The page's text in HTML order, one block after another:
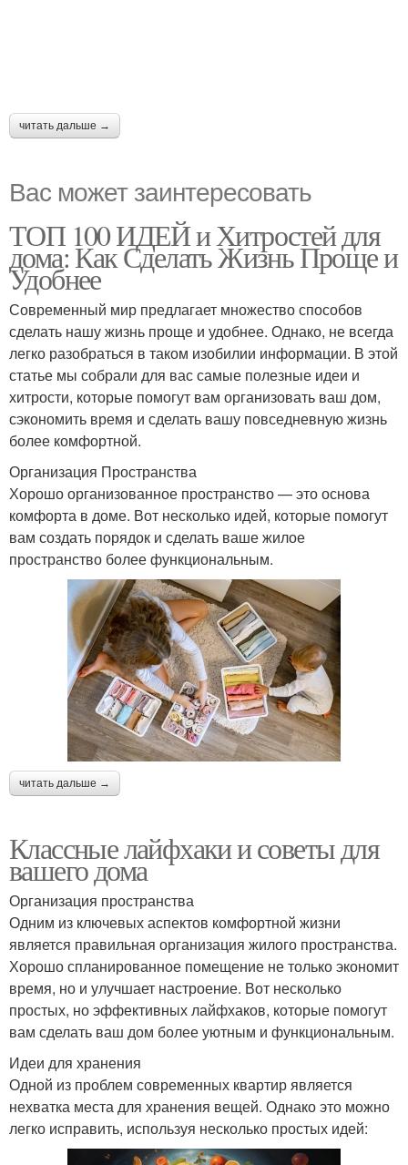
читать дальше →
Вас может заинтересовать
ТОП 100 ИДЕЙ и Хитростей для
дома: Как Сделать Жизнь Проще и
Удобнее
Современный мир предлагает множество способов
сделать нашу жизнь проще и удобнее. Однако, не всегда
легко разобраться в таком изобилии информации. В этой
статье мы собрали для вас самые полезные идеи и
хитрости, которые помогут вам организовать ваш дом,
сэкономить время и сделать вашу повседневную жизнь
более комфортной.
Организация Пространства
Хорошо организованное пространство — это основа
комфорта в доме. Вот несколько идей, которые помогут
вам создать порядок и сделать ваше жилое
пространство более функциональным.
читать дальше →
Классные лайфхаки и советы для
вашего дома
Организация пространства
Одним из ключевых аспектов комфортной жизни
является правильная организация жилого пространства.
Хорошо спланированное помещение не только экономит
время, но и улучшает настроение. Вот несколько
простых, но эффективных лайфхаков, которые помогут
вам сделать ваш дом более уютным и функциональным.
Идеи для хранения
Одной из проблем современных квартир является
нехватка места для хранения вещей. Однако это можно
легко исправить, используя несколько простых идей: